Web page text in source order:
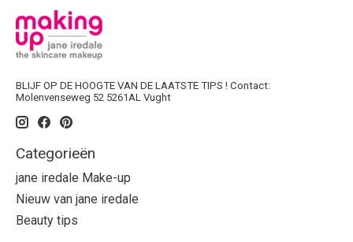
BLIJF OP DE HOOGTE VAN DE LAATSTE TIPS ! Contact:
Molenvenseweg 52 5261AL Vught
Categorieën
jane iredale Make-up
Nieuw van jane iredale
Beauty tips